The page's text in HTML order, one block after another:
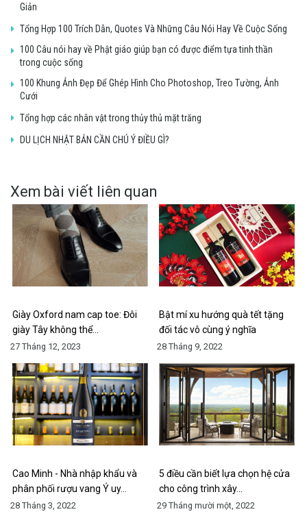
Giản
Tổng Hợp 100 Trích Dẫn, Quotes Và Những Câu Nói Hay Về Cuộc Sống
100 Câu nói hay về Phật giáo giúp bạn có được điểm tựa tinh thần
trong cuộc sống
100 Khung Ảnh Đẹp Để Ghép Hình Cho Photoshop, Treo Tường, Ảnh
Cưới
Tổng hợp các nhân vật trong thủy thủ mặt trăng
DU LỊCH NHẬT BẢN CẦN CHÚ Ý ĐIỀU GÌ?
Xem bài viết liên quan
Giày Oxford nam cap toe: Đôi
giày Tây không thể…
27 Tháng 12, 2023
Bật mí xu hướng quà tết tặng
đối tác vô cùng ý nghĩa
28 Tháng 9, 2022
Cao Minh - Nhà nhập khẩu và
phân phối rượu vang Ý uy…
28 Tháng 3, 2022
5 điều cần biết lựa chọn hệ cửa
cho công trình xây…
29 Tháng mười một, 2022